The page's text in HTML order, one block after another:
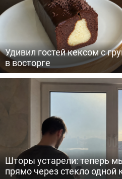
Удивил гостей кексом с
в восторге
Шторы устарели: теперь
прямо через стекло одной